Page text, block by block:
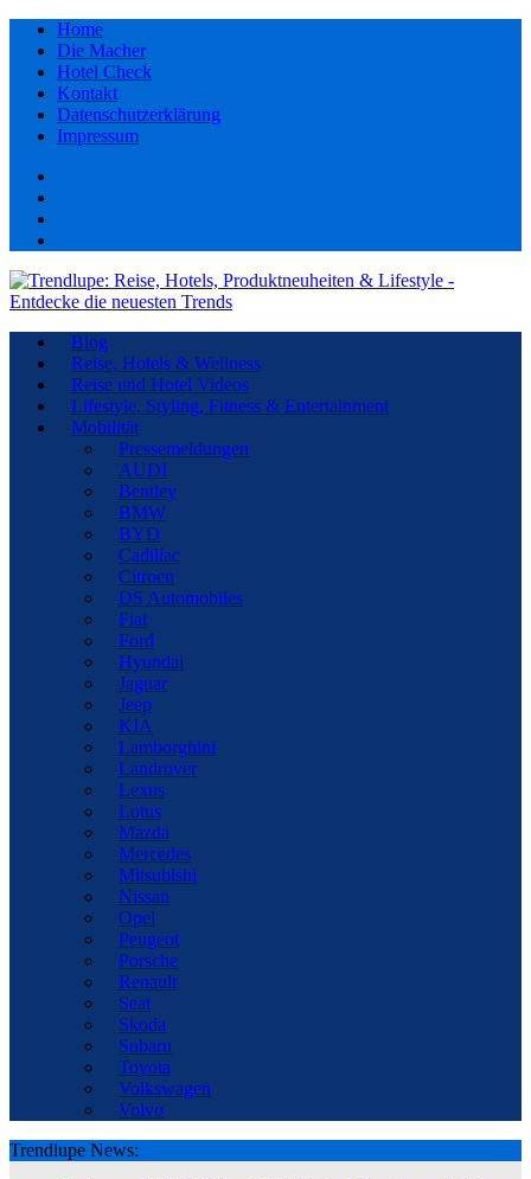
Home
Die Macher
Hotel Check
Kontakt
Datenschutzerklärung
Impressum
Blog
Reise, Hotels & Wellness
Reise und Hotel Videos
Lifestyle, Styling, Fitness & Entertainment
Mobilität
Pressemeldungen
AUDI
Bentley
BMW
BYD
Cadillac
Citroen
DS Automobiles
Fiat
Ford
Hyundai
Jaguar
Jeep
KIA
Lamborghini
Landrover
Lexus
Lotus
Mazda
Mercedes
Mitsubishi
Nissan
Opel
Peugeot
Porsche
Renault
Seat
Skoda
Subaru
Toyota
Volkswagen
Volvo
Trendlupe News: